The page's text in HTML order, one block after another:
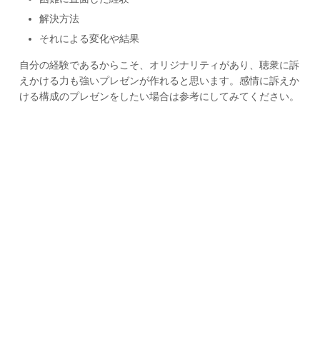
解決方法
それによる変化や結果
自分の経験であるからこそ、オリジナリティがあり、聴衆に訴
えかける力も強いプレゼンが作れると思います。感情に訴えか
ける構成のプレゼンをしたい場合は参考にしてみてください。